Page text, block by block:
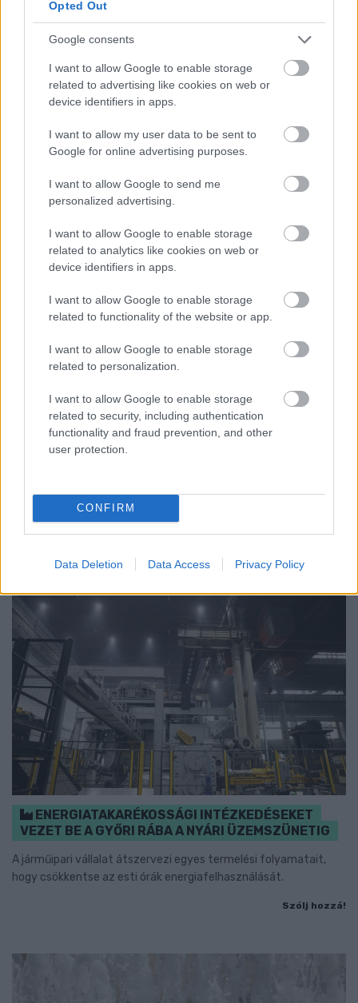
Opted Out
Google consents
I want to allow Google to enable storage
related to advertising like cookies on web or
device identifiers in apps.
I want to allow my user data to be sent to
Google for online advertising purposes.
I want to allow Google to send me
personalized advertising.
I want to allow Google to enable storage
related to analytics like cookies on web or
device identifiers in apps.
I want to allow Google to enable storage
related to functionality of the website or app.
I want to allow Google to enable storage
related to personalization.
I want to allow Google to enable storage
related to security, including authentication
functionality and fraud prevention, and other
user protection.
CONFIRM
Data Deletion Data Access Privacy Policy
A Védelmi Munkacsoport szerint egyelőre stabil az ország
villamosenergia-rendszere, de továbbra is takarékosságra kérik
a lakosságot és a nagyfogyasztókat.
FONTOS ÜZENET A HŐSÉGRIADÓ IDEJÉRE: A GYŐR
APPLIKÁCIÓ LETÖLTÉSÉRE BIZTATJA A
LAKOSSÁGOT KÓSA ROLAND
bekapcsolni a push értesítéseket.
ENERGIATAKARÉKOSSÁGI INTÉZKEDÉSEKET
VEZET BE A GYŐRI RÁBA A NYÁRI ÜZEMSZÜNETIG
A járműipari vállalat átszervezi egyes termelési folyamatait,
hogy csökkentse az esti órák energiafelhasználását.
Szólj hozzá!